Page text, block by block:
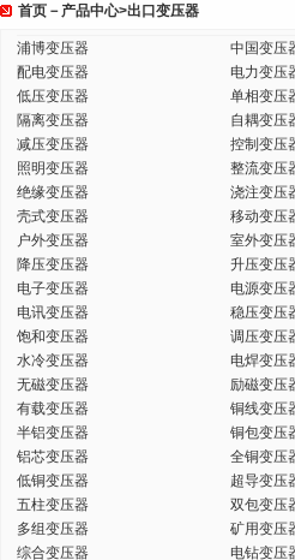
首页 － 产品中心>出口变压器
浦博变压器 中国变压
配电变压器
电力变压
低压变压器
单相变压
隔离变压器
自耦变压
减压变压器
控制变压
照明变压器
整流变压
绝缘变压器
浇注变压
壳式变压器
移动变压
户外变压器
室外变压
降压变压器
升压变压
电子变压器
电源变压
电讯变压器
稳压变压
饱和变压器
调压变压
水冷变压器
电焊变压
无磁变压器
励磁变压
有载变压器
铜线变压
半铝变压器
铜包变压
铝芯变压器
全铜变压
低铜变压器
超导变压
五柱变压器
双包变压
多组变压器
矿用变压
综合变压器
电钻变压